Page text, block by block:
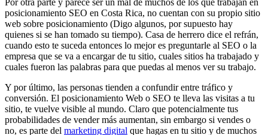
posicionamiento SEO en Costa Rica, no cuentan con su propio sitio
web sobre posicionamiento (Digo algunos, por supuesto hay
quienes si se han tomado su tiempo). Casa de herrero dice el refrán,
cuando esto te suceda entonces lo mejor es preguntarle al SEO o la
empresa que se va a encargar de tu sitio, cuales sitios ha trabajado y
cuales fueron las palabras para que puedas al menos ver su trabajo.
Y por último, las personas tienden a confundir entre tráfico y
conversión. El posicionamiento Web o SEO te lleva las visitas a tu
sitio, te vuelve visible al mundo. Claro que potencialmente tus
probabilidades de vender más aumentan, sin embargo si vendes o
no, es parte del marketing digital que hagas en tu sitio y de muchos